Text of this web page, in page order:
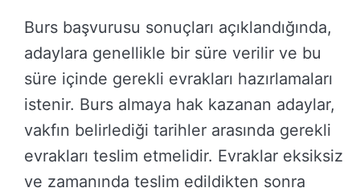
Burs başvurusu sonuçları açıklandığında,
adaylara genellikle bir süre verilir ve bu
süre içinde gerekli evrakları hazırlamaları
istenir. Burs almaya hak kazanan adaylar,
vakfın belirlediği tarihler arasında gerekli
evrakları teslim etmelidir. Evraklar eksiksiz
ve zamanında teslim edildikten sonra